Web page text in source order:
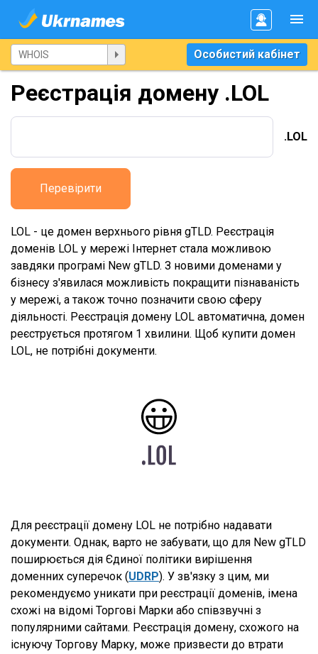
Особистий кабінет
Реєстрація домену .LOL
.LOL
Перевірити
LOL - це домен верхнього рівня gTLD. Реєстрація
доменів LOL у мережі Інтернет стала можливою
завдяки програмі New gTLD. З новими доменами у
бізнесу з'явилася можливість покращити пізнаваність
у мережі, а також точно позначити свою сферу
діяльності. Реєстрація домену LOL автоматична, домен
реєструється протягом 1 хвилини. Щоб купити домен
LOL, не потрібні документи.
Для реєстрації домену LOL не потрібно надавати
документи. Однак, варто не забувати, що для New gTLD
поширюється дія Єдиної політики вирішення
доменних суперечок (UDRP). У зв'язку з цим, ми
рекомендуємо уникати при реєстрації доменів, імена
схожі на відомі Торгові Марки або співзвучні з
популярними сайтами. Реєстрація домену, схожого на
існуючу Торгову Марку, може призвести до втрати